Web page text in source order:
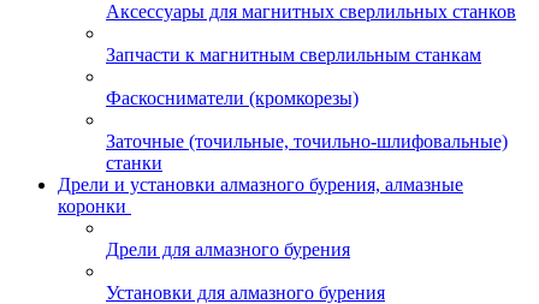
Аксессуары для магнитных сверлильных станков
Запчасти к магнитным сверлильным станкам
Фаскосниматели (кромкорезы)
Заточные (точильные, точильно-шлифовальные)
станки
Дрели и установки алмазного бурения, алмазные
коронки
Дрели для алмазного бурения
Установки для алмазного бурения